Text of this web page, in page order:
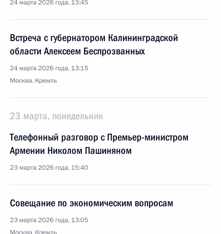
24 марта 2026 года, 13:45
Встреча с губернатором Калининградской
области Алексеем Беспрозванных
24 марта 2026 года, 13:15
Москва, Кремль
23 марта, понедельник
Телефонный разговор с Премьер-министром
Армении Николом Пашиняном
23 марта 2026 года, 15:40
Совещание по экономическим вопросам
23 марта 2026 года, 13:05